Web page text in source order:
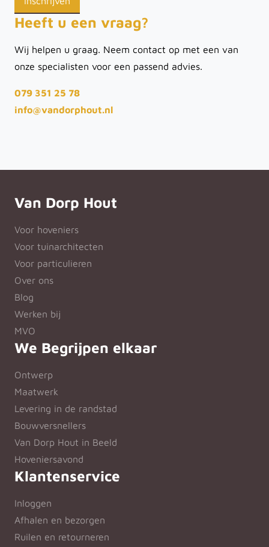
Heeft u een vraag?
Wij helpen u graag. Neem contact op met een van
onze specialisten voor een passend advies.
079 351 25 78
info@vandorphout.nl
Van Dorp Hout
Voor hoveniers
Voor tuinarchitecten
Voor particulieren
Over ons
Blog
Werken bij
MVO
We Begrijpen elkaar
Ontwerp
Maatwerk
Levering in de randstad
Bouwversnellers
Van Dorp Hout in Beeld
Hoveniersavond
Klantenservice
Inloggen
Afhalen en bezorgen
Ruilen en retourneren